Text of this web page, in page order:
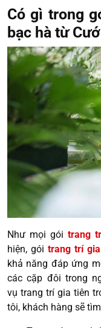
Có gì trong
bạc hà từ
Như mọi gói trang
hiện, góitrang trí
khả năng đáp ứng
các cặp đôi trong
vụ trang trí gia tiên
tôi, khách hàng sẽ